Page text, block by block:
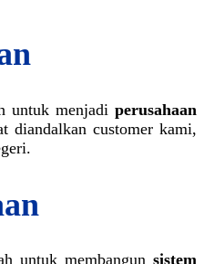
untuk menjadi perusahaan
diandalkan customer kami,
untuk membangun sistem